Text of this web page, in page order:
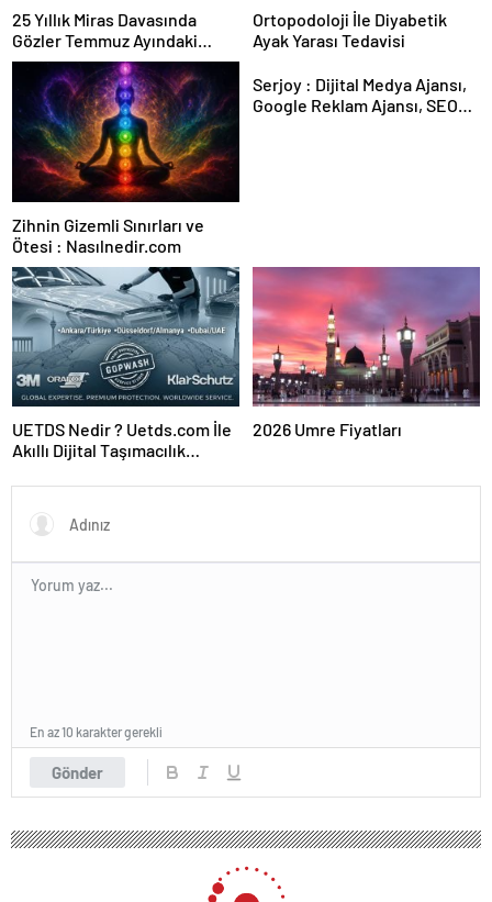
25 Yıllık Miras Davasında
Gözler Temmuz Ayındaki
Karar Duruşmasına Çevrildi
Ortopodoloji İle Diyabetik
Ayak Yarası Tedavisi
Zihnin Gizemli Sınırları ve
Ötesi : Nasılnedir.com
Serjoy : Dijital Medya Ajansı,
Google Reklam Ajansı, SEO
UETDS Nedir ? Uetds.com İle
Akıllı Dijital Taşımacılık
2026 Umre Fiyatları
Gönder
En az 10 karakter gerekli